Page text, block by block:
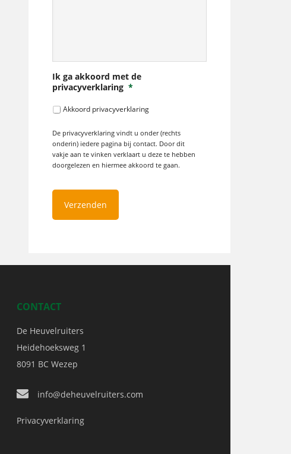
Ik ga akkoord met de
privacyverklaring *
Akkoord privacyverklaring
De privacyverklaring vindt u onder (rechts
onderin) iedere pagina bij contact. Door dit
vakje aan te vinken verklaart u deze te hebben
doorgelezen en hiermee akkoord te gaan.
CONTACT
De Heuvelruiters
Heidehoeksweg 1
8091 BC Wezep
info@deheuvelruiters.com
Privacyverklaring